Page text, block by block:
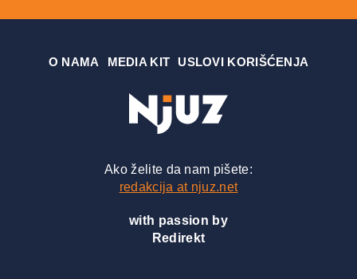
О NAMA MEDIA KIT USLOVI KORIŠĆENJA
Ako želite da nam pišete:
redakcija at njuz.net
with passion by
Redirekt